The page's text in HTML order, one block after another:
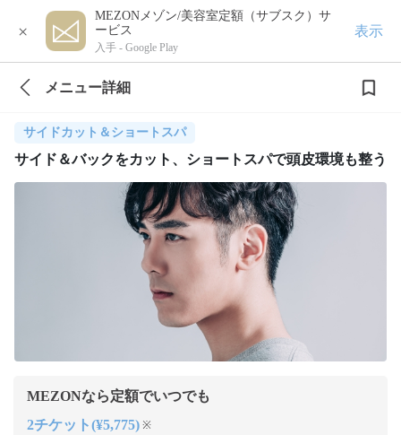
×
MEZONメゾン/美容室定額（サブスク）サ
ービス
入手 - Google Play
表示
メニュー詳細
サイドカット＆ショートスパ
サイド＆バックをカット、ショートスパで頭皮環境も整う
MEZONなら定額でいつでも
2チケット(¥5,775) ※